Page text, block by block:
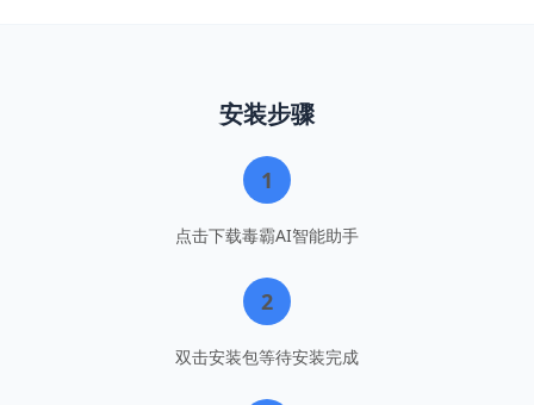
安装步骤
1
点击下载毒霸AI智能助手
2
双击安装包等待安装完成